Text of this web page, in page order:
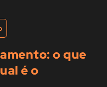
o que
é o